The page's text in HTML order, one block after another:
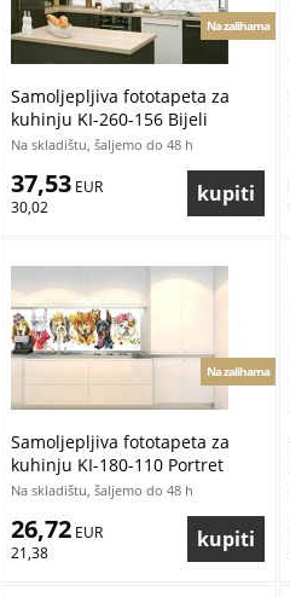
Samoljepljiva fototapeta za
kuhinju KI-260-156 Bijeli
mramor | 260 x 60 cm
Na zalihama
Na skladištu, šaljemo do 48 h
37,53 EUR
30,02
Samoljepljiva fototapeta za
kuhinju KI-180-110 Portret
pasa | 180 x 60 cm
Na zalihama
Na skladištu, šaljemo do 48 h
26,72 EUR
21,38